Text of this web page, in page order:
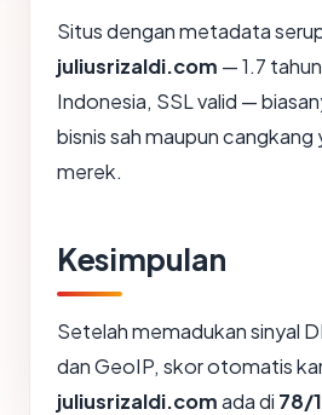
Situs dengan metadata
juliusrizaldi.com — 1.7
Indonesia, SSL valid —
bisnis sah maupun cangkang
merek.
Kesimpulan
Setelah memadukan sinyal
dan GeoIP, skor otomatis
juliusrizaldi.comada di 78/